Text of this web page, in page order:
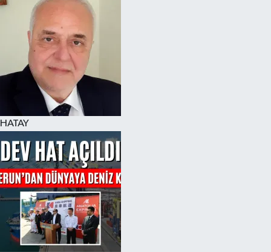
HATAY
Teknoloji
Yaşam